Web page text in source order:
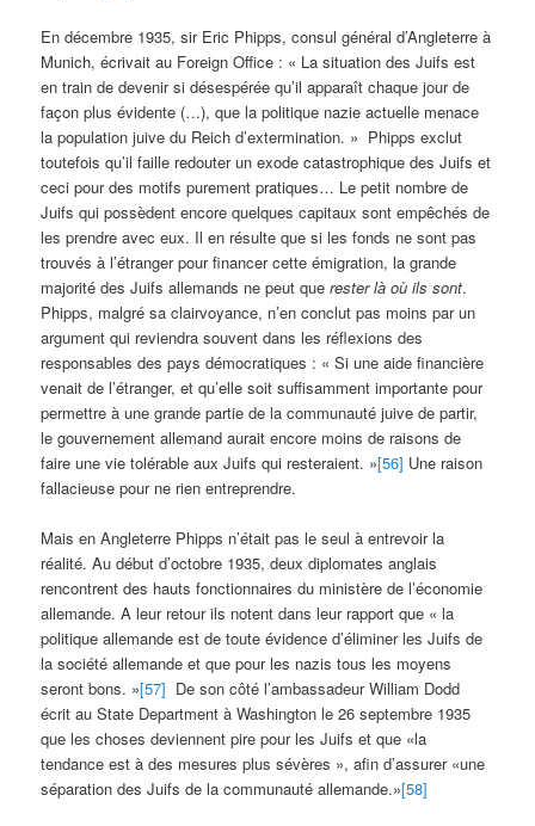
En décembre 1935, sir Eric Phipps, consul général d’Angleterre à
Munich, écrivait au Foreign Office : « La situation des Juifs est
en train de devenir si désespérée qu’il apparaît chaque jour de
façon plus évidente (…), que la politique nazie actuelle menace
la population juive du Reich d’extermination. » Phipps exclut
toutefois qu’il faille redouter un exode catastrophique des Juifs et
ceci pour des motifs purement pratiques… Le petit nombre de
Juifs qui possèdent encore quelques capitaux sont empêchés de
les prendre avec eux. Il en résulte que si les fonds ne sont pas
trouvés à l’étranger pour financer cette émigration, la grande
majorité des Juifs allemands ne peut querester là où ils sont.
Phipps, malgré sa clairvoyance, n’en conclut pas moins par un
argument qui reviendra souvent dans les réflexions des
responsables des pays démocratiques : « Si une aide financière
venait de l’étranger, et qu’elle soit suffisamment importante pour
permettre à une grande partie de la communauté juive de partir,
le gouvernement allemand aurait encore moins de raisons de
faire une vie tolérable aux Juifs qui resteraient. »[56] Une raison
fallacieuse pour ne rien entreprendre.
Mais en Angleterre Phipps n’était pas le seul à entrevoir la
réalité. Au début d’octobre 1935, deux diplomates anglais
rencontrent des hauts fonctionnaires du ministère de l’économie
allemande. A leur retour ils notent dans leur rapport que « la
politique allemande est de toute évidence d’éliminer les Juifs de
la société allemande et que pour les nazis tous les moyens
seront bons. »[57] De son côté l’ambassadeur William Dodd
écrit au State Department à Washington le 26 septembre 1935
que les choses deviennent pire pour les Juifs et que «la
tendance est à des mesures plus sévères », afin d’assurer «une
séparation des Juifs de la communauté allemande.»[58]